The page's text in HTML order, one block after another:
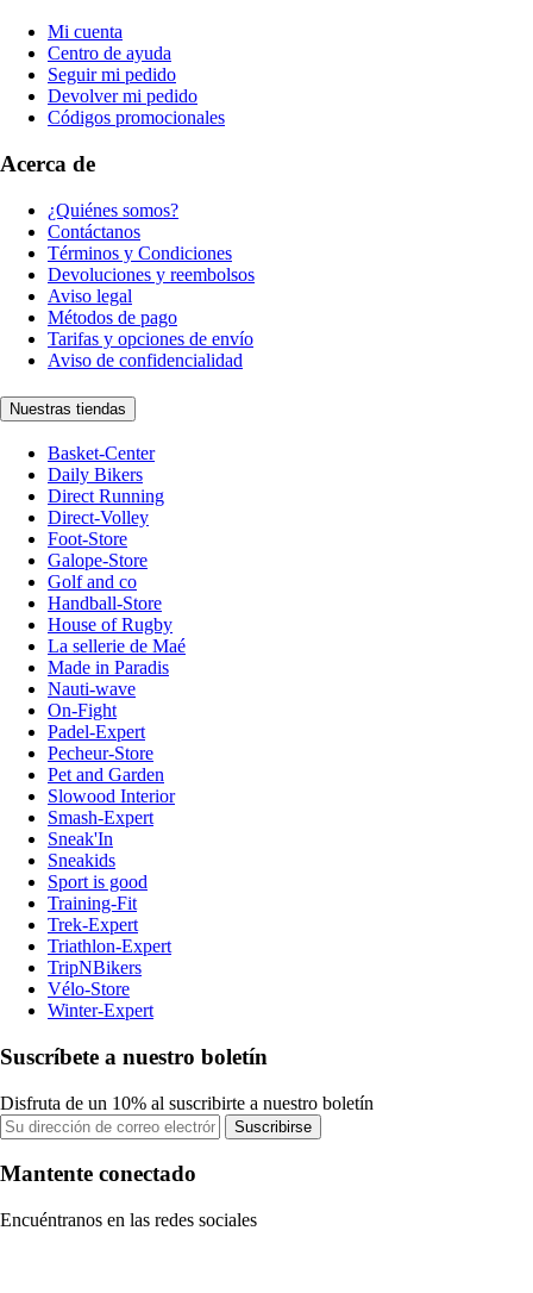
Mi cuenta
Centro de ayuda
Seguir mi pedido
Devolver mi pedido
Códigos promocionales
Acerca de
¿Quiénes somos?
Contáctanos
Términos y Condiciones
Devoluciones y reembolsos
Aviso legal
Métodos de pago
Tarifas y opciones de envío
Aviso de confidencialidad
Nuestras tiendas
Basket-Center
Daily Bikers
Direct Running
Direct-Volley
Foot-Store
Galope-Store
Golf and co
Handball-Store
House of Rugby
La sellerie de Maé
Made in Paradis
Nauti-wave
On-Fight
Padel-Expert
Pecheur-Store
Pet and Garden
Slowood Interior
Smash-Expert
Sneak'In
Sneakids
Sport is good
Training-Fit
Trek-Expert
Triathlon-Expert
TripNBikers
Vélo-Store
Winter-Expert
Suscríbete a nuestro boletín
Disfruta de un 10% al suscribirte a nuestro boletín
Suscribirse
Mantente conectado
Encuéntranos en las redes sociales